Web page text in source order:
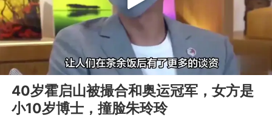
00:00 02:33
Play
40岁霍启山被撮合和奥运冠军，女方是
小10岁博士，撞脸朱玲玲